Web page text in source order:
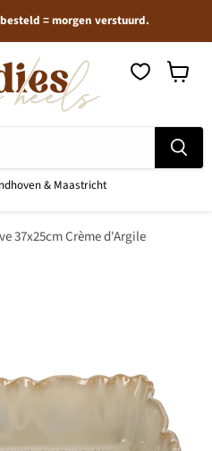
= morgen verstuurd.
& Maastricht
37x25cm Crème d'Argile